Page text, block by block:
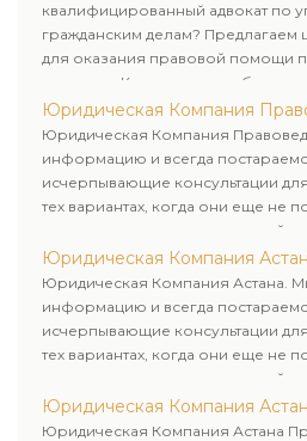
квалифицированный адвокат по
гражданским делам? Предлагаем
для оказания правовой помощи
клиентам. Комплексное
юридических лиц.
клиенту.
Юридическая Компания
Юридическая Компания
информацию и всегда
исчерпывающие консультации
тех вариантах, когда они еще не
юридическими услугами нашей
Юридическая Компания
Юридическая Компания Астана.
информацию и всегда
исчерпывающие консультации
тех вариантах, когда они еще не
юридическими услугами нашей
Юридическая Компания
Юридическая Компания Астана